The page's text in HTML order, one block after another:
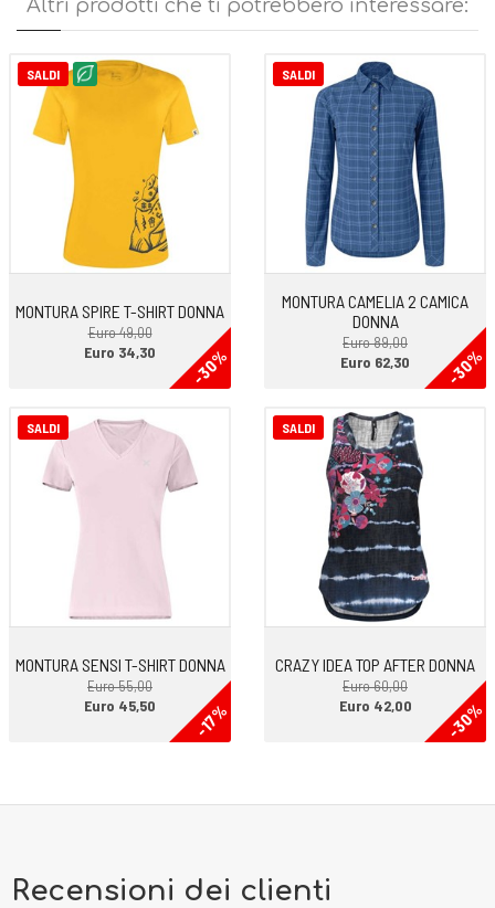
facile manutenzione, anti-pilling ed ergonomica, questa canotta
Caratteristiche tecniche:
•Canotta donna
•Tessuto jersey nylon Sensitive® con Lycra Sport® ad elevata
protezione dai raggi UV e proprietà quickdry
•Parte superiore in tessuto doppio per maggior sostegno e massima
rifinitura
•Capo ideale per attività aerobiche, outdoor, fitness e tempo libero
•Peso: 70.0 g
Altri prodotti che ti potrebbero interessare:
SALDI
MONTURA SPIRE T-SHIRT DONNA
Euro 49,00
-30%
Euro 34,30
SALDI
MONTURA CAMELIA 2 CAMICA
DONNA
Euro 89,00
-30%
Euro 62,30
SALDI
MONTURA SENSI T-SHIRT DONNA
Euro 55,00
-17%
Euro 45,50
SALDI
CRAZY IDEA TOP AFTER DONNA
Euro 60,00
-30%
Euro 42,00
Recensioni dei clienti